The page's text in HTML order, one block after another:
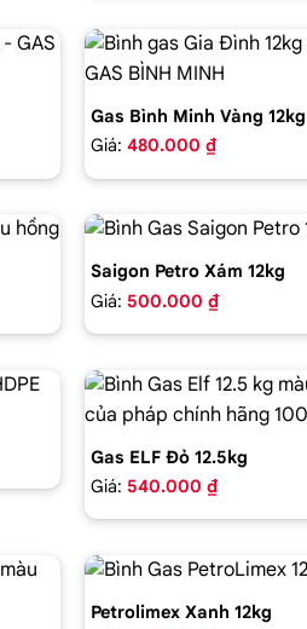
Gas Bình Minh Vàng 12kg
Giá: 480.000 ₫
Saigon Petro Xám 12kg
Giá: 500.000 ₫
Gas ELF Đỏ 12.5kg
Giá: 540.000 ₫
Petrolimex Xanh 12kg